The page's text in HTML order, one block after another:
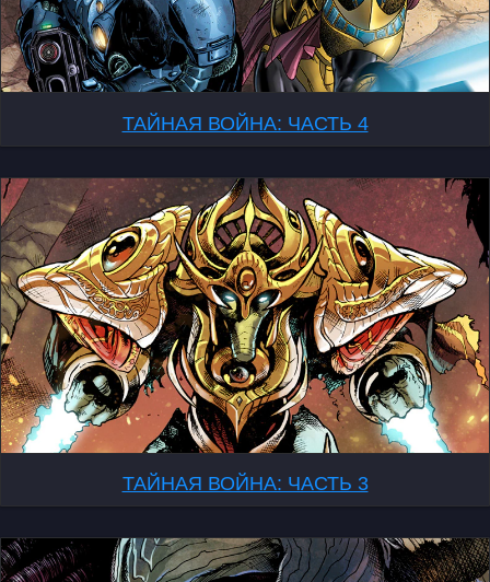
ТАЙНАЯ ВОЙНА: ЧАСТЬ 4
ТАЙНАЯ ВОЙНА: ЧАСТЬ 3